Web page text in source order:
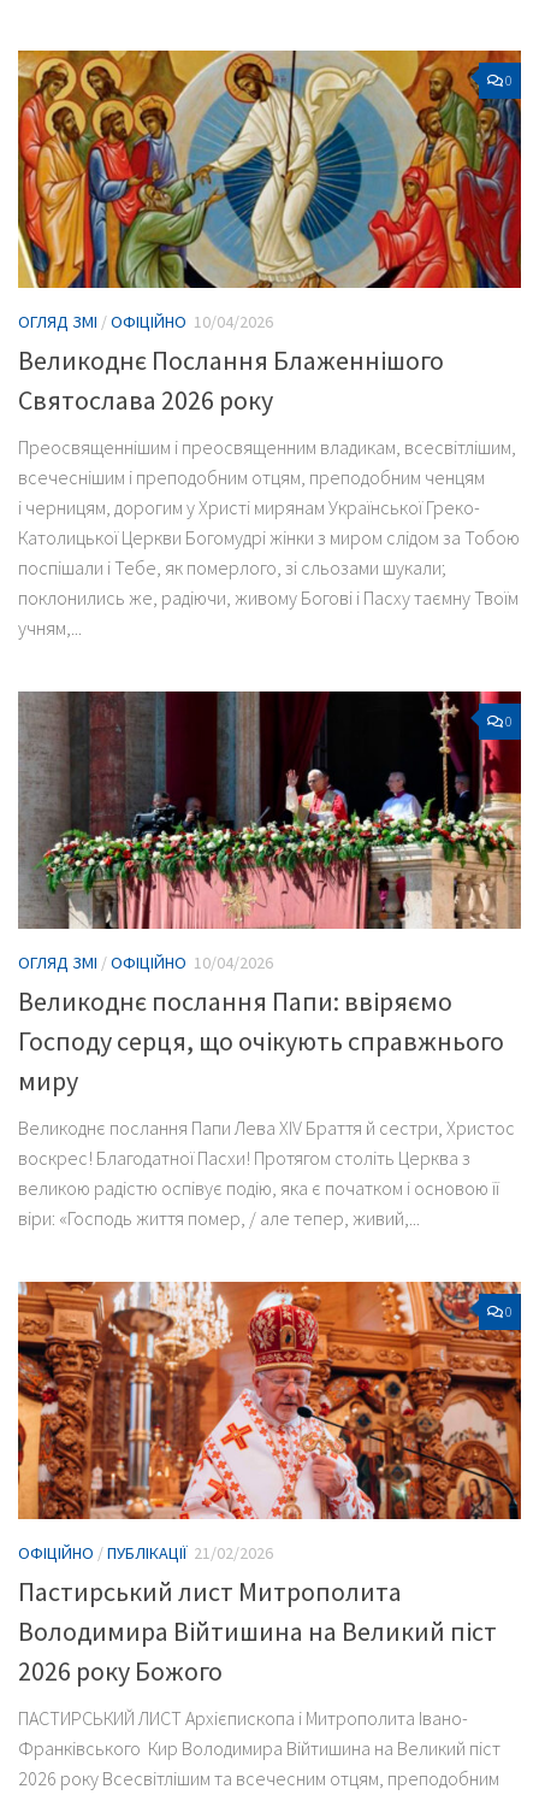
0
ОГЛЯД ЗМІ /ОФІЦІЙНО 10/04/2026
Великоднє Послання Блаженнішого
Святослава 2026 року
Преосвященнішим і преосвященним владикам, всесвітлішим,
всечеснішим і преподобним отцям, преподобним ченцям
і черницям, дорогим у Христі мирянам Української Греко-
Католицької Церкви Богомудрі жінки з миром слідом за Тобою
поспішали і Тебе, як померлого, зі сльозами шукали;
поклонились же, радіючи, живому Богові і Пасху таємну Твоїм
учням,...
0
ОГЛЯД ЗМІ /ОФІЦІЙНО 10/04/2026
Великоднє послання Папи: ввіряємо
Господу серця, що очікують справжнього
миру
Великоднє послання Папи Лева XIV Браття й сестри, Христос
воскрес! Благодатної Пасхи! Протягом століть Церква з
великою радістю оспівує подію, яка є початком і основою її
віри: «Господь життя помер, / але тепер, живий,...
0
ОФІЦІЙНО /ПУБЛІКАЦІЇ 21/02/2026
Пастирський лист Митрополита
Володимира Війтишина на Великий піст
2026 року Божого
ПАСТИРСЬКИЙ ЛИСТ Архієпископа і Митрополита Івано-
Франківського Кир Володимира Війтишина на Великий піст
2026 року Всесвітлішим та всечесним отцям, преподобним